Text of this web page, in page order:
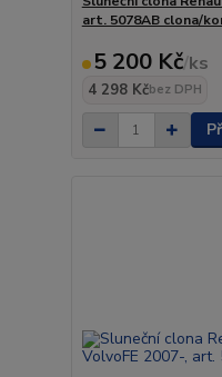
art. 5078AB clona/
5 200 Kč/ks
4 298 Kčbez DPH